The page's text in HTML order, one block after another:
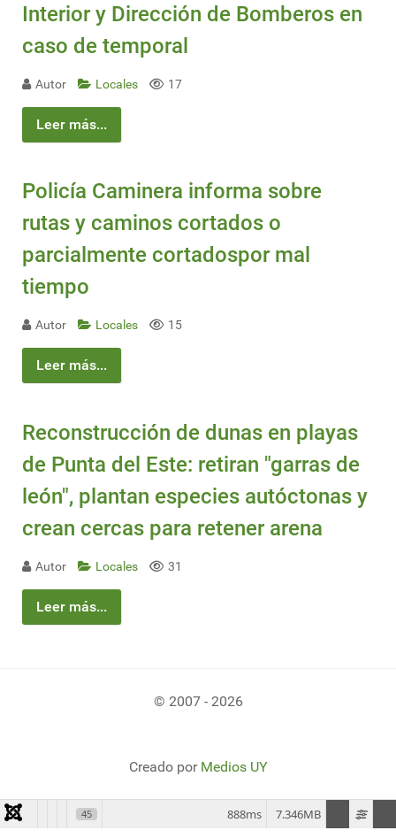
Interior y Dirección de Bomberos en
caso de temporal
Autor Locales 17
Leer más...
Policía Caminera informa sobre
rutas y caminos cortados o
parcialmente cortadospor mal
tiempo
Autor Locales 15
Leer más...
Reconstrucción de dunas en playas
de Punta del Este: retiran "garras de
león", plantan especies autóctonas y
crean cercas para retener arena
Autor Locales 31
Leer más...
© 2007 - 2026
Creado por Medios UY
45 7.346MB
888ms